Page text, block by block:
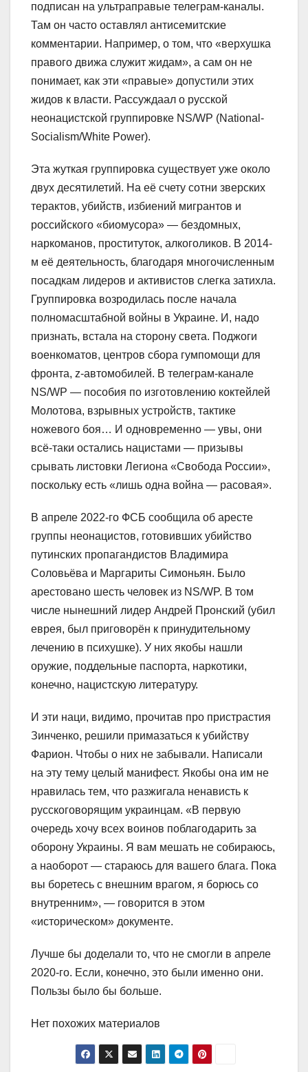
подписан на ультраправые телеграм-каналы.
Там он часто оставлял антисемитские
комментарии. Например, о том, что «верхушка
правого движа служит жидам», а сам он не
понимает, как эти «правые» допустили этих
жидов к власти. Рассуждаал о русской
неонацистской группировке NS/WP (National-
Socialism/White Power).
Эта жуткая группировка существует уже около
двух десятилетий. На её счету сотни зверских
терактов, убийств, избиений мигрантов и
российского «биомусора» — бездомных,
наркоманов, проституток, алкоголиков. В 2014-
м её деятельность, благодаря многочисленным
посадкам лидеров и активистов слегка затихла.
Группировка возродилась после начала
полномасштабной войны в Украине. И, надо
признать, встала на сторону света. Поджоги
военкоматов, центров сбора гумпомощи для
фронта, z-автомобилей. В телеграм-канале
NS/WP — пособия по изготовлению коктейлей
Молотова, взрывных устройств, тактике
ножевого боя… И одновременно — увы, они
всё-таки остались нацистами — призывы
срывать листовки Легиона «Свобода России»,
поскольку есть «лишь одна война — расовая».
В апреле 2022-го ФСБ сообщила об аресте
группы неонацистов, готовивших убийство
путинских пропагандистов Владимира
Соловьёва и Маргариты Симоньян. Было
арестовано шесть человек из NS/WP. В том
числе нынешний лидер Андрей Пронский (убил
еврея, был приговорён к принудительному
лечению в психушке). У них якобы нашли
оружие, поддельные паспорта, наркотики,
конечно, нацистскую литературу.
И эти наци, видимо, прочитав про пристрастия
Зинченко, решили примазаться к убийству
Фарион. Чтобы о них не забывали. Написали
на эту тему целый манифест. Якобы она им не
нравилась тем, что разжигала ненависть к
русскоговорящим украинцам. «В первую
очередь хочу всех воинов поблагодарить за
оборону Украины. Я вам мешать не собираюсь,
а наоборот — стараюсь для вашего блага. Пока
вы боретесь с внешним врагом, я борюсь со
внутренним», — говорится в этом
«историческом» документе.
Лучше бы доделали то, что не смогли в апреле
2020-го. Если, конечно, это были именно они.
Пользы было бы больше.
Нет похожих материалов